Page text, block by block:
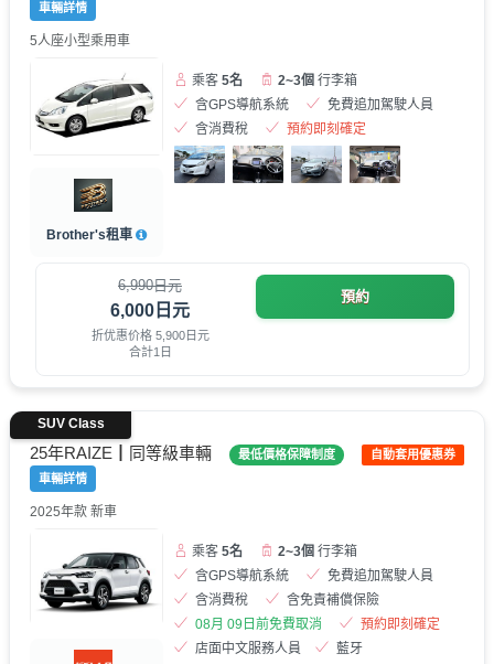
車輛詳情
5人座小型乘用車
Brother's租車
乘客5名 2~3個 行李箱
含GPS導航系統
免費追加駕駛人員
含消費稅
預約即刻確定
6,990日元
6,000日元
折优惠价格 5,900日元
合計1日
預約
25年RAIZE┃同等級車輛 最低價格保障制度
自動套用優惠券
車輛詳情
SUV Class
2025年款 新車
乘客5名 2~3個 行李箱
含GPS導航系統
免費追加駕駛人員
含消費稅
含免責補償保險
08月 09日前免費取消
預約即刻確定
店面中文服務人員
藍牙